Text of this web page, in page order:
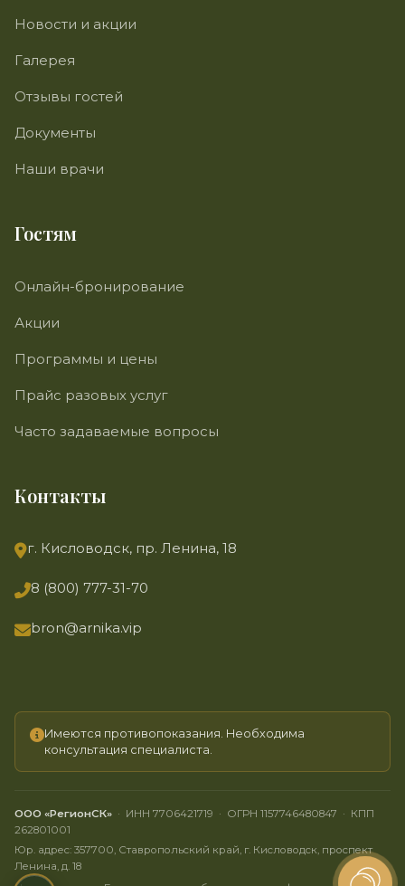
Новости и акции
Галерея
Отзывы гостей
Документы
Наши врачи
Гостям
Онлайн-бронирование
Акции
Программы и цены
Прайс разовых услуг
Часто задаваемые вопросы
Контакты
г. Кисловодск, пр. Ленина, 18
8 (800) 777-31-70
bron@arnika.vip
Имеются противопоказания. Необходима
консультация специалиста.
ООО «РегионСК» · ИНН 7706421719 · ОГРН 1157746480847 · КПП
262801001
Юр. адрес: 357700, Ставропольский край, г. Кисловодск, проспект
Ленина, д. 18